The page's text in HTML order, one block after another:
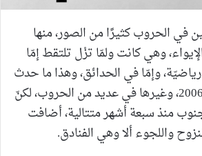
في الحروب كثيرًا من الصور، منها
وهي كانت ولمّا تزْل تلتقط إمّا
وإمّا في الحدائق، وهذا ما حدث
في حرب تموز العام 2006، وغيرها في عديد من الحروب، لكنّ
منذ سبعة أشهر متتالية، أضافت
واللجوء ألا وهي الفنادق.